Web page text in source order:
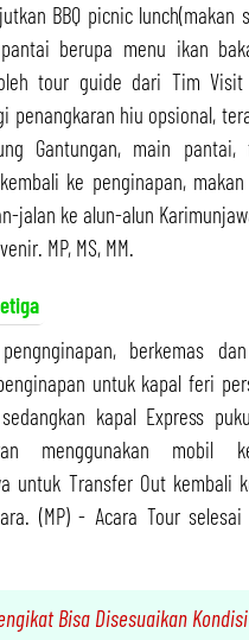
BBQ picnic lunch(makan
berupa menu ikan
tour guide dari Tim Visit
penangkaran hiu opsional,
Gantungan, main pantai,
ke penginapan,
jalan ke alun-alun
MP, MS, MM.
berkemas
untuk kapal feri
kapal Express
menggunakan mobil
untuk Transfer Out kembali
(MP) - Acara Tour
Bisa Disesuaikan